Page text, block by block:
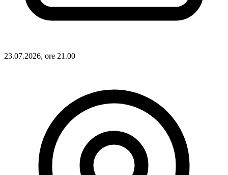
23.07.2026, ore 21.00